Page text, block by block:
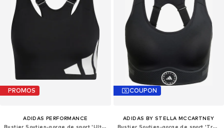
PROMOS
ADIDAS PERFORMANCE
Bustier Soutien-gorge de sport 'Ultimate'
COUPON
ADIDAS BY STELLA MCCARTNEY
Bustier Soutien-gorge de sport 'TruePace'